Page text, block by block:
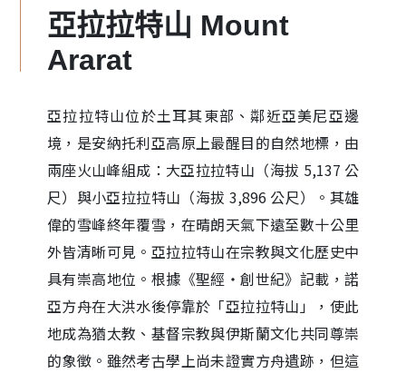
亞拉拉特山 Mount
Ararat
亞拉拉特山位於土耳其東部、鄰近亞美尼亞邊
境，是安納托利亞高原上最醒目的自然地標，由
兩座火山峰組成：大亞拉拉特山（海拔 5,137 公
尺）與小亞拉拉特山（海拔 3,896 公尺）。其雄
偉的雪峰終年覆雪，在晴朗天氣下遠至數十公里
外皆清晰可見。亞拉拉特山在宗教與文化歷史中
具有崇高地位。根據《聖經・創世紀》記載，諾
亞方舟在大洪水後停靠於「亞拉拉特山」，使此
地成為猶太教、基督宗教與伊斯蘭文化共同尊崇
的象徵。雖然考古學上尚未證實方舟遺跡，但這